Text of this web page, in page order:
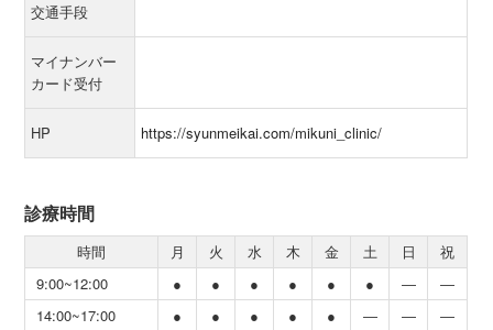
交通手段
マイナンバー
カード受付
HP https://syunmeikai.com/mikuni_clinic/
診療時間
時間 月 火 水 木 金 土 日
祝
9:00~12:00
● ● ● ● ● ● ―
―
14:00~17:00
● ● ● ● ● ― ―
―